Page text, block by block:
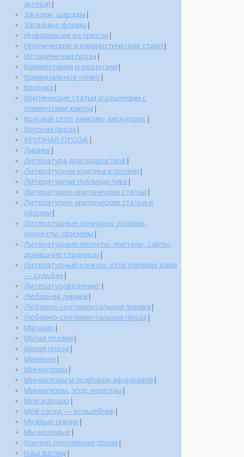
актера) |
Загадки, шарады |
Западные формы |
Информация из прессы |
Иронические и юмористические стихи |
Историческая проза |
Комментарии и рецензии |
Криминальное чтиво |
Критика |
Критические статьи и рецензии с
элементами юмора |
Круглый стол: заявляю дискуссию. |
Крупная проза |
КРУПНАЯ ПРОЗА: |
Лирика |
Литература для подростков |
Литературная критика в поэзии |
Литературная публицистика |
Литературно-критические статьи |
Литературно-критические статьи и
обзоры |
Литературные конкурсы: условия,
лауреаты, призеры |
Литературные проекты: порталы, сайты,
домашние страницы |
Литературный конкурс «Эта упрямая дама
— судьба» |
Литературоведение. |
Любовная лирика |
Любовно-сентиментальная лирика |
Любовно-сентиментальная проза |
Магазин |
Малая поэзия |
Малая проза |
Манекен |
Миниатюры |
Миниатюры и подборки афоризмов |
Миниатюры, эссе, новеллы |
Мне хорошо |
Мой сосед — волшебник|
Мудрые сказки |
Мы молодые |
Научно-популярная проза |
Наш взгляд |